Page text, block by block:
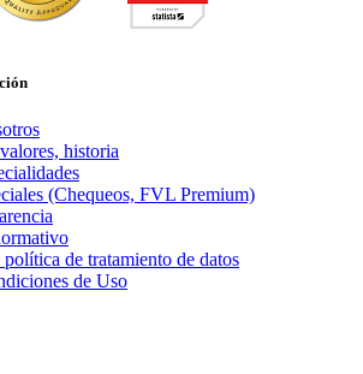
historia
(Chequeos, FVL Premium)
de tratamiento de datos
de Uso